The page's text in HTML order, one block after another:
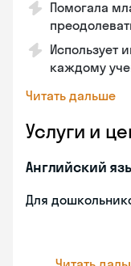
Помогала
Использует
каждому
Читать дальше
Услуги и
Английский
Для